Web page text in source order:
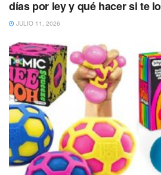
No dejes de Leer
días por ley y qué hacer si te
JULIO 11, 2026